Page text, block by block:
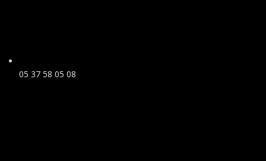
05 37 58 05 08